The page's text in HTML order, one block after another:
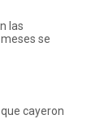
las
se
cayeron